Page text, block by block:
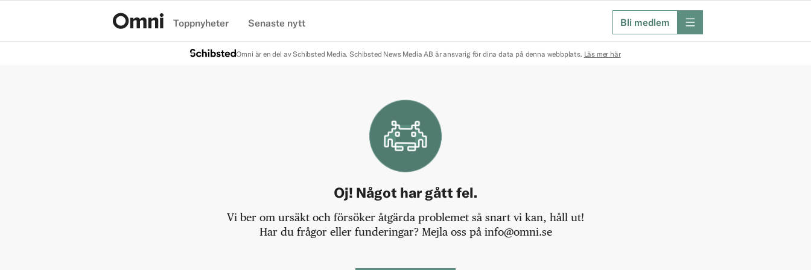
Toppnyheter Senaste nytt Bli medlem meny
Omni är en del av Schibsted Media. Schibsted News Media AB är ansvarig för dina data på denna webbplats. Läs mer här
Oj! Något har gått fel.
Vi ber om ursäkt och försöker åtgärda problemet så snart vi kan, håll ut!
Har du frågor eller funderingar? Mejla oss på info@omni.se